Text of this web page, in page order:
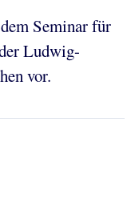
Seminar für
Ludwig-
vor.